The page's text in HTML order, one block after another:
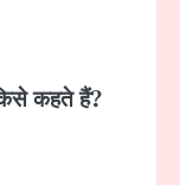
कहते हैं?